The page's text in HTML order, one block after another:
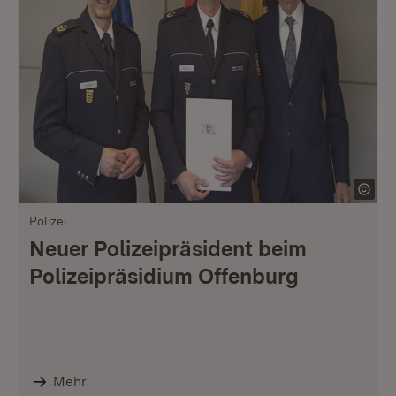
Polizei
Neuer Polizeipräsident beim
Polizeipräsidium Offenburg
Mehr